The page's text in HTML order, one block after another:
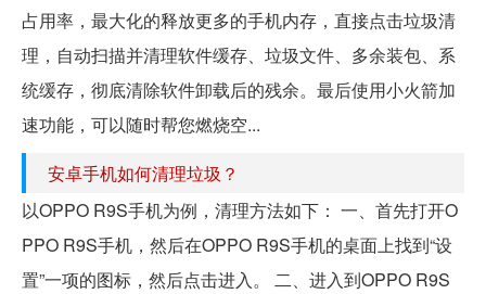
占用率，最大化的释放更多的手机内存，直接点击垃圾清
理，自动扫描并清理软件缓存、垃圾文件、多余装包、系
统缓存，彻底清除软件卸载后的残余。最后使用小火箭加
速功能，可以随时帮您燃烧空...
安卓手机如何清理垃圾？
以OPPO R9S手机为例，清理方法如下： 一、首先打开O
PPO R9S手机，然后在OPPO R9S手机的桌面上找到“设
置”一项的图标，然后点击进入。 二、进入到OPPO R9S